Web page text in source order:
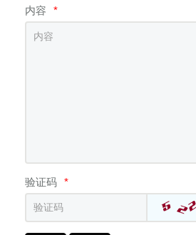
内容 *
验证码 *